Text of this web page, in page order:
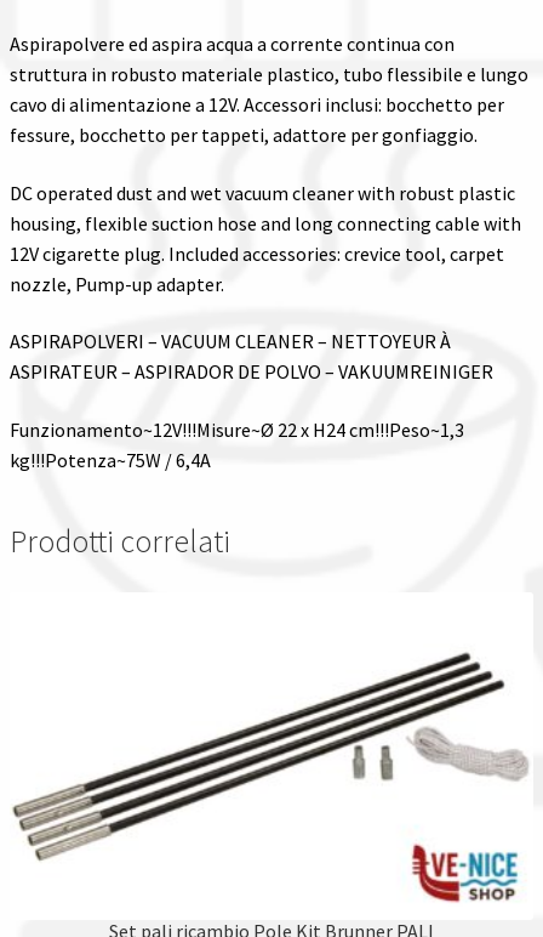
Aspirapolvere ed aspira acqua a corrente continua con
struttura in robusto materiale plastico, tubo flessibile e lungo
cavo di alimentazione a 12V. Accessori inclusi: bocchetto per
fessure, bocchetto per tappeti, adattore per gonfiaggio.
DC operated dust and wet vacuum cleaner with robust plastic
housing, flexible suction hose and long connecting cable with
12V cigarette plug. Included accessories: crevice tool, carpet
nozzle, Pump-up adapter.
ASPIRAPOLVERI – VACUUM CLEANER – NETTOYEUR À
ASPIRATEUR – ASPIRADOR DE POLVO – VAKUUMREINIGER
Funzionamento~12V!!!Misure~Ø 22 x H24 cm!!!Peso~1,3
kg!!!Potenza~75W / 6,4A
Prodotti correlati
Set pali ricambio Pole Kit Brunner PALI